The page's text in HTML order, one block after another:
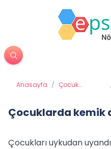
Anasayfa / Çocuk
Çocuklarda kemik
Çocukları uykudan